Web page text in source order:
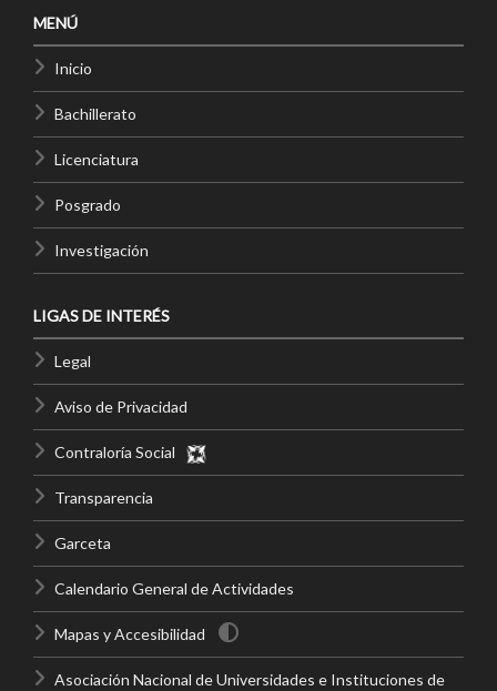
MENÚ
Inicio
Bachillerato
Licenciatura
Posgrado
Investigación
LIGAS DE INTERÉS
Legal
Aviso de Privacidad
Contraloría Social
Transparencia
Garceta
Calendario General de Actividades
Mapas y Accesibilidad
Asociación Nacional de Universidades e Instituciones de